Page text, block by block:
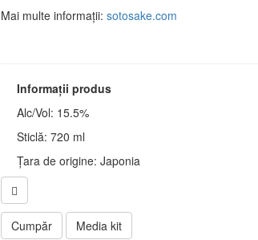
Mai multe informații: sotosake.com
Informații produs
Alc/Vol: 15.5%
Sticlă: 720 ml
Țara de origine: Japonia
Cumpăr Media kit